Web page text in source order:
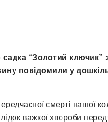
садка “Золотий ключик”
повідомили у
смерті нашої
важкої хвороби